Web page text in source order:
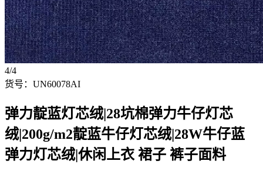
4/4
货号：UN60078AI
弹力靛蓝灯芯绒|28坑棉弹力牛仔灯芯
绒|200g/m2靛蓝牛仔灯芯绒|28W牛仔蓝
弹力灯芯绒|休闲上衣 裙子 裤子面料